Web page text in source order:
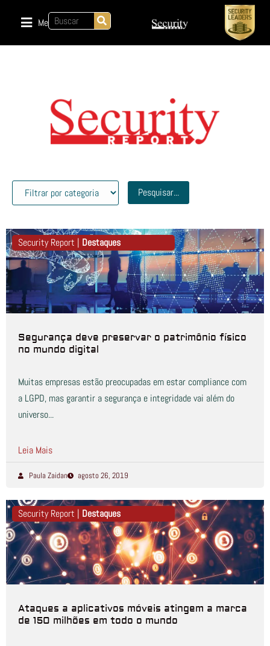
Menu
Pesquisar...
Security Report | Destaques
Segurança deve preservar o patrimônio físico
no mundo digital
Muitas empresas estão preocupadas em estar compliance com
a LGPD, mas garantir a segurança e integridade vai além do
universo...
Leia Mais
Paula Zaidan agosto 26, 2019
Security Report | Destaques
Ataques a aplicativos móveis atingem a marca
de 150 milhões em todo o mundo